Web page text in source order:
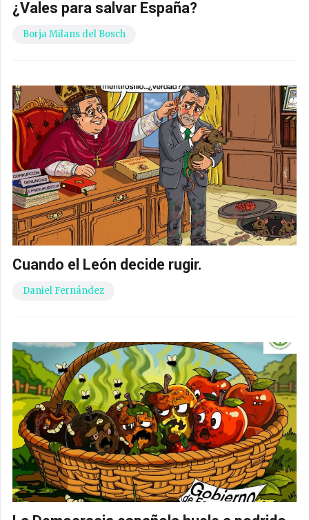
¿Vales para salvar España?
Borja Milans del Bosch
Cuando el León decide rugir.
Daniel Fernández